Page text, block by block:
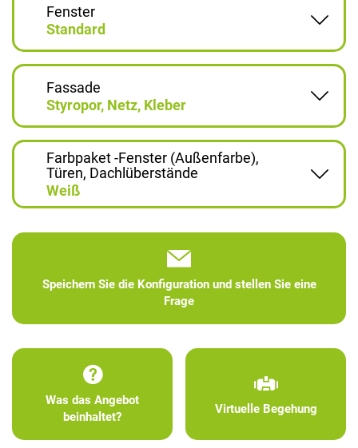
Fenster
Standard
Fassade
Styropor, Netz, Kleber
Farbpaket -Fenster (Außenfarbe),
Türen, Dachlüberstände
Weiß
Speichern Sie die Konfiguration und stellen Sie eine
Frage
Was das Angebot
beinhaltet?
Virtuelle Begehung